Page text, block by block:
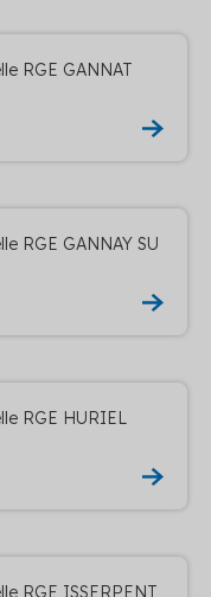
RGE GANNAT
RGE GANNAY SU
RGE HURIEL
RGE ISSERPENT